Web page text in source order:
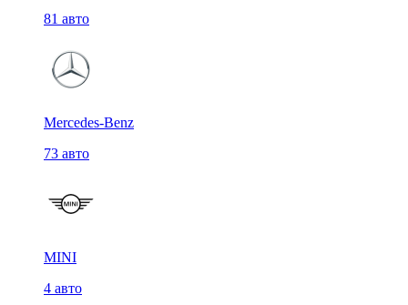
81 авто
Mercedes-Benz
73 авто
MINI
4 авто